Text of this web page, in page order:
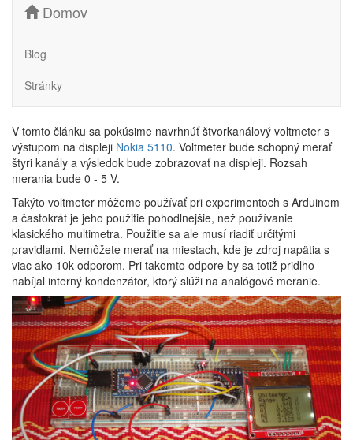
Domov
Blog
Stránky
V tomto článku sa pokúsime navrhnúť štvorkanálový voltmeter s
výstupom na displeji Nokia 5110. Voltmeter bude schopný merať
štyri kanály a výsledok bude zobrazovať na displeji. Rozsah
merania bude 0 - 5 V.
Takýto voltmeter môžeme používať pri experimentoch s Arduinom
a častokrát je jeho použitie pohodlnejšie, než používanie
klasického multimetra. Použitie sa ale musí riadiť určitými
pravidlami. Nemôžete merať na miestach, kde je zdroj napätia s
viac ako 10k odporom. Pri takomto odpore by sa totiž pridlho
nabíjal interný kondenzátor, ktorý slúži na analógové meranie.